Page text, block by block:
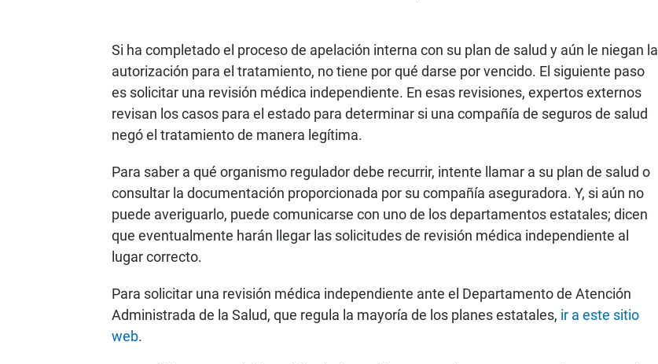
Si ha completado el proceso de apelación interna con su plan de salud y aún le niegan la
autorización para el tratamiento, no tiene por qué darse por vencido. El siguiente paso
es solicitar una revisión médica independiente. En esas revisiones, expertos externos
revisan los casos para el estado para determinar si una compañía de seguros de salud
negó el tratamiento de manera legítima.
Para saber a qué organismo regulador debe recurrir, intente llamar a su plan de salud o
consultar la documentación proporcionada por su compañía aseguradora. Y, si aún no
puede averiguarlo, puede comunicarse con uno de los departamentos estatales; dicen
que eventualmente harán llegar las solicitudes de revisión médica independiente al
lugar correcto.
Para solicitar una revisión médica independiente ante el Departamento de Atención
Administrada de la Salud, que regula la mayoría de los planes estatales, ir a este sitio
web.